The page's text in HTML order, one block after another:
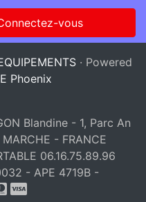
vous
· Powered
Phoenix
Blandine - 1, Parc An
- FRANCE
06.16.75.89.96
- APE 4719B -